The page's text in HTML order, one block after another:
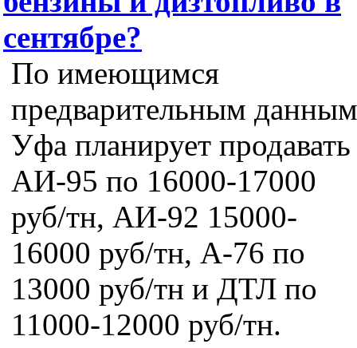
сентябре?
По имеющимся
предварительным
Уфа планирует продавать
АИ-95 по 16000-17000
руб/тн, АИ-92 15000-
16000 руб/тн, А-76 по
13000 руб/тн и ДТЛ по
11000-12000 руб/тн.